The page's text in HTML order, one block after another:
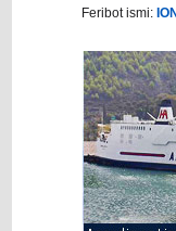
Feribot ismi: